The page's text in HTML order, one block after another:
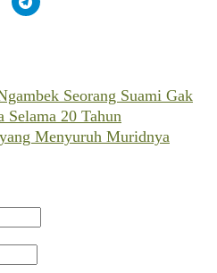
Seorang Suami Gak
20 Tahun
Menyuruh Muridnya